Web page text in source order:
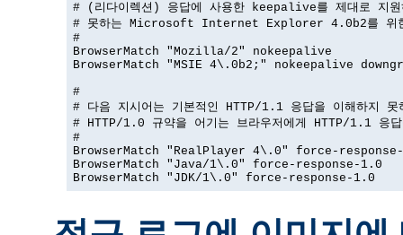
# (리다이렉션) 응답에 사용한 keepalive를 제대로 지원
# 못하는 Microsoft Internet Explorer 4.0b2를 위
#
BrowserMatch "Mozilla/2" nokeepalive
BrowserMatch "MSIE 4\.0b2;" nokeepalive
#
# 다음 지시어는 기본적인 HTTP/1.1 응답을 이해하지 못
# HTTP/1.0 규약을 어기는 브라우저에게 HTTP/1.1 응
#
BrowserMatch "RealPlayer 4\.0" force-
BrowserMatch "Java/1\.0" force-response-1.0
BrowserMatch "JDK/1\.0" force-response-1.0